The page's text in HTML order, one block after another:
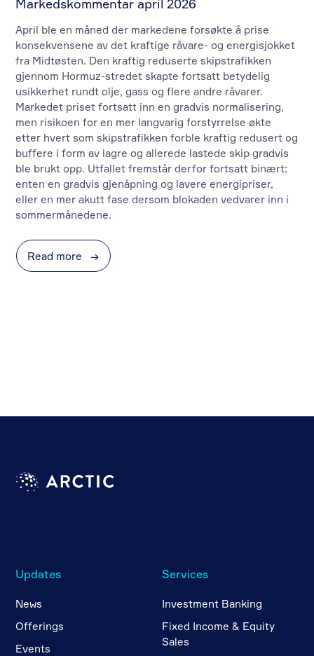
Markedskommentar april 2026
April ble en måned der markedene forsøkte å prise
konsekvensene av det kraftige råvare- og energisjokket
fra Midtøsten. Den kraftig reduserte skipstrafikken
gjennom Hormuz-stredet skapte fortsatt betydelig
usikkerhet rundt olje, gass og flere andre råvarer.
Markedet priset fortsatt inn en gradvis normalisering,
men risikoen for en mer langvarig forstyrrelse økte
etter hvert som skipstrafikken forble kraftig redusert og
buffere i form av lagre og allerede lastede skip gradvis
ble brukt opp. Utfallet fremstår derfor fortsatt binært:
enten en gradvis gjenåpning og lavere energipriser,
eller en mer akutt fase dersom blokaden vedvarer inn i
sommermånedene.
Read more →
Updates
News
Offerings
Events
Services
Investment Banking
Fixed Income & Equity
Sales